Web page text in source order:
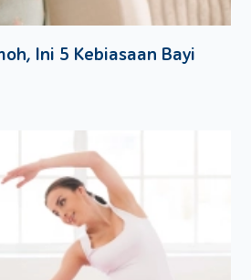
dan membahayakan nyawa Moms.
ketuban pecah dini meningkatkan
yang akan menyebabkan
pada bayi.
kondisi ini juga bisa berakibat
dini pada janin
terjadi pada Moms juga bisa
ini dapat menyebabkan
serius seperti radang paru-paru,
kematian.
Ini 5 Kebiasaan Bayi